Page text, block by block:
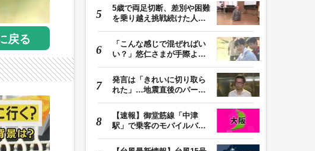
戻る
5歳で両足切断、差別や困難
を乗り越え挑戦続けた人
「こんな感じで混ぜればい
い？」悠仁さまが手際よく
発言は「きれいに切り取ら
れた」…地震直後のパーテ
【速報】御堂筋線「中津
駅」で乗客のモバイルバッ